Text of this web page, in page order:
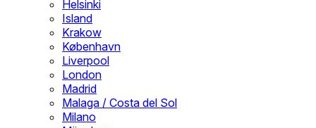
Helsinki
Island
Krakow
København
Liverpool
London
Madrid
Malaga / Costa del Sol
Milano